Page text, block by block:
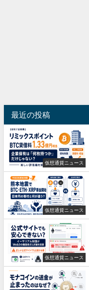
最近の投稿
仮想通貨ニュース
仮想通貨ニュース
仮想通貨ニュース